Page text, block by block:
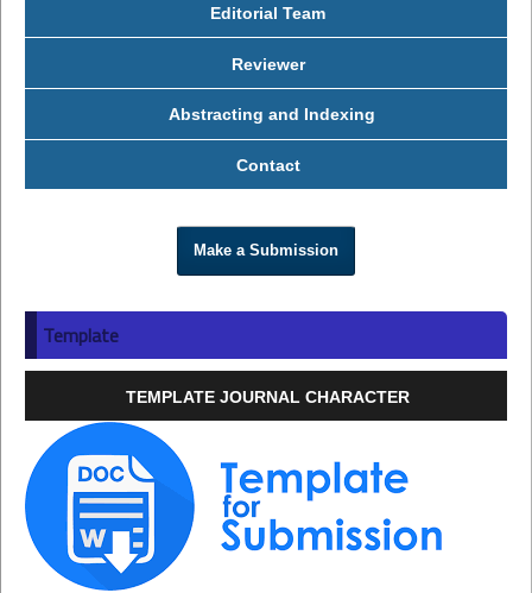
Editorial Team
Reviewer
Abstracting and Indexing
Contact
Make a Submission
Template
TEMPLATE JOURNAL CHARACTER